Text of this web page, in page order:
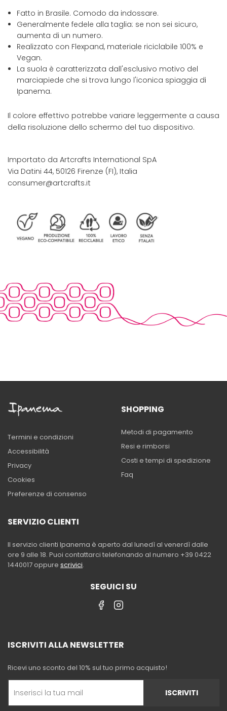
Fatto in Brasile. Comodo da indossare.
Generalmente fedele alla taglia: se non sei sicuro,
aumenta di un numero.
Realizzato con Flexpand, materiale riciclabile 100% e
Vegan.
La suola è caratterizzata dall'esclusivo motivo del
marciapiede che si trova lungo l'iconica spiaggia di
Ipanema.
Il colore effettivo potrebbe variare leggermente a causa
della risoluzione dello schermo del tuo dispositivo.
Importato da Artcrafts International SpA
Via Datini 44, 50126 Firenze (FI), Italia
consumer@artcrafts.it
Termini e condizioni
Accessibilità
Privacy
Cookies
Preferenze di consenso
SHOPPING
Metodi di pagamento
Resi e rimborsi
Costi e tempi di spedizione
Faq
SERVIZIO CLIENTI
Il servizio clienti Ipanema è aperto dal lunedì al venerdì dalle
ore 9 alle 18. Puoi contattarci telefonando al numero +39 0422
1440017 oppure scrivici.
SEGUICI SU
ISCRIVITI ALLA NEWSLETTER
Ricevi uno sconto del 10% sul tuo primo acquisto!
ISCRIVITI